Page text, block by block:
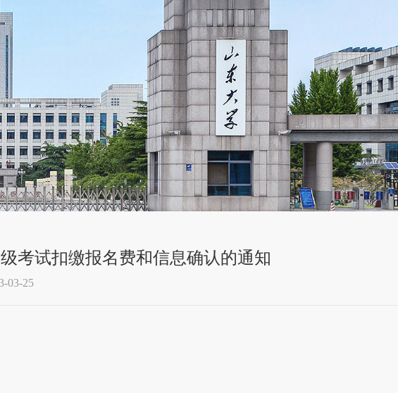
考试扣缴报名费和信息确认的通知
03-25